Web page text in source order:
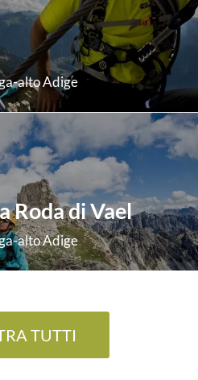
alto Adige
di più
Roda di Vael
alto Adige
di più
TUTTI